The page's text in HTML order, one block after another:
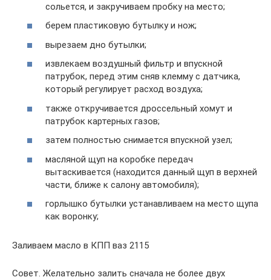
сольется, и закручиваем пробку на место;
берем пластиковую бутылку и нож;
вырезаем дно бутылки;
извлекаем воздушный фильтр и впускной
патрубок, перед этим сняв клемму с датчика,
который регулирует расход воздуха;
также откручивается дроссельный хомут и
патрубок картерных газов;
затем полностью снимается впускной узел;
масляной щуп на коробке передач
вытаскивается (находится данный щуп в верхней
части, ближе к салону автомобиля);
горлышко бутылки устанавливаем на место щупа
как воронку;
Заливаем масло в КПП ваз 2115
Совет. Желательно залить сначала не более двух